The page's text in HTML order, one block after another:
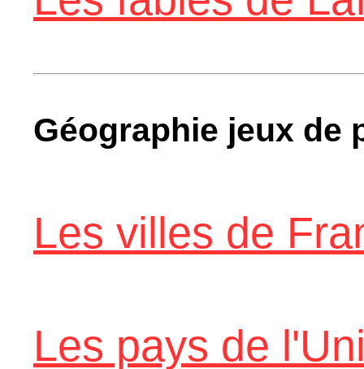
Géographie jeux de
Les villes de
Les pays de